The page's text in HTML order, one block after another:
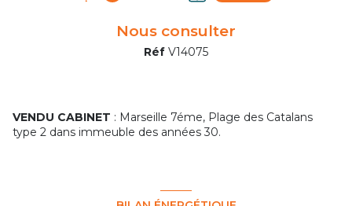
Nous consulter
Réf V14075
VENDU CABINET : Marseille 7éme, Plage des Catalans
type 2 dans immeuble des années 30.